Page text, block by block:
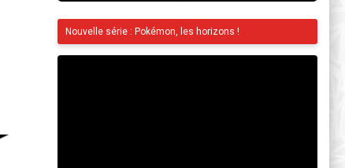
Nouvelle série : Pokémon, les horizons !